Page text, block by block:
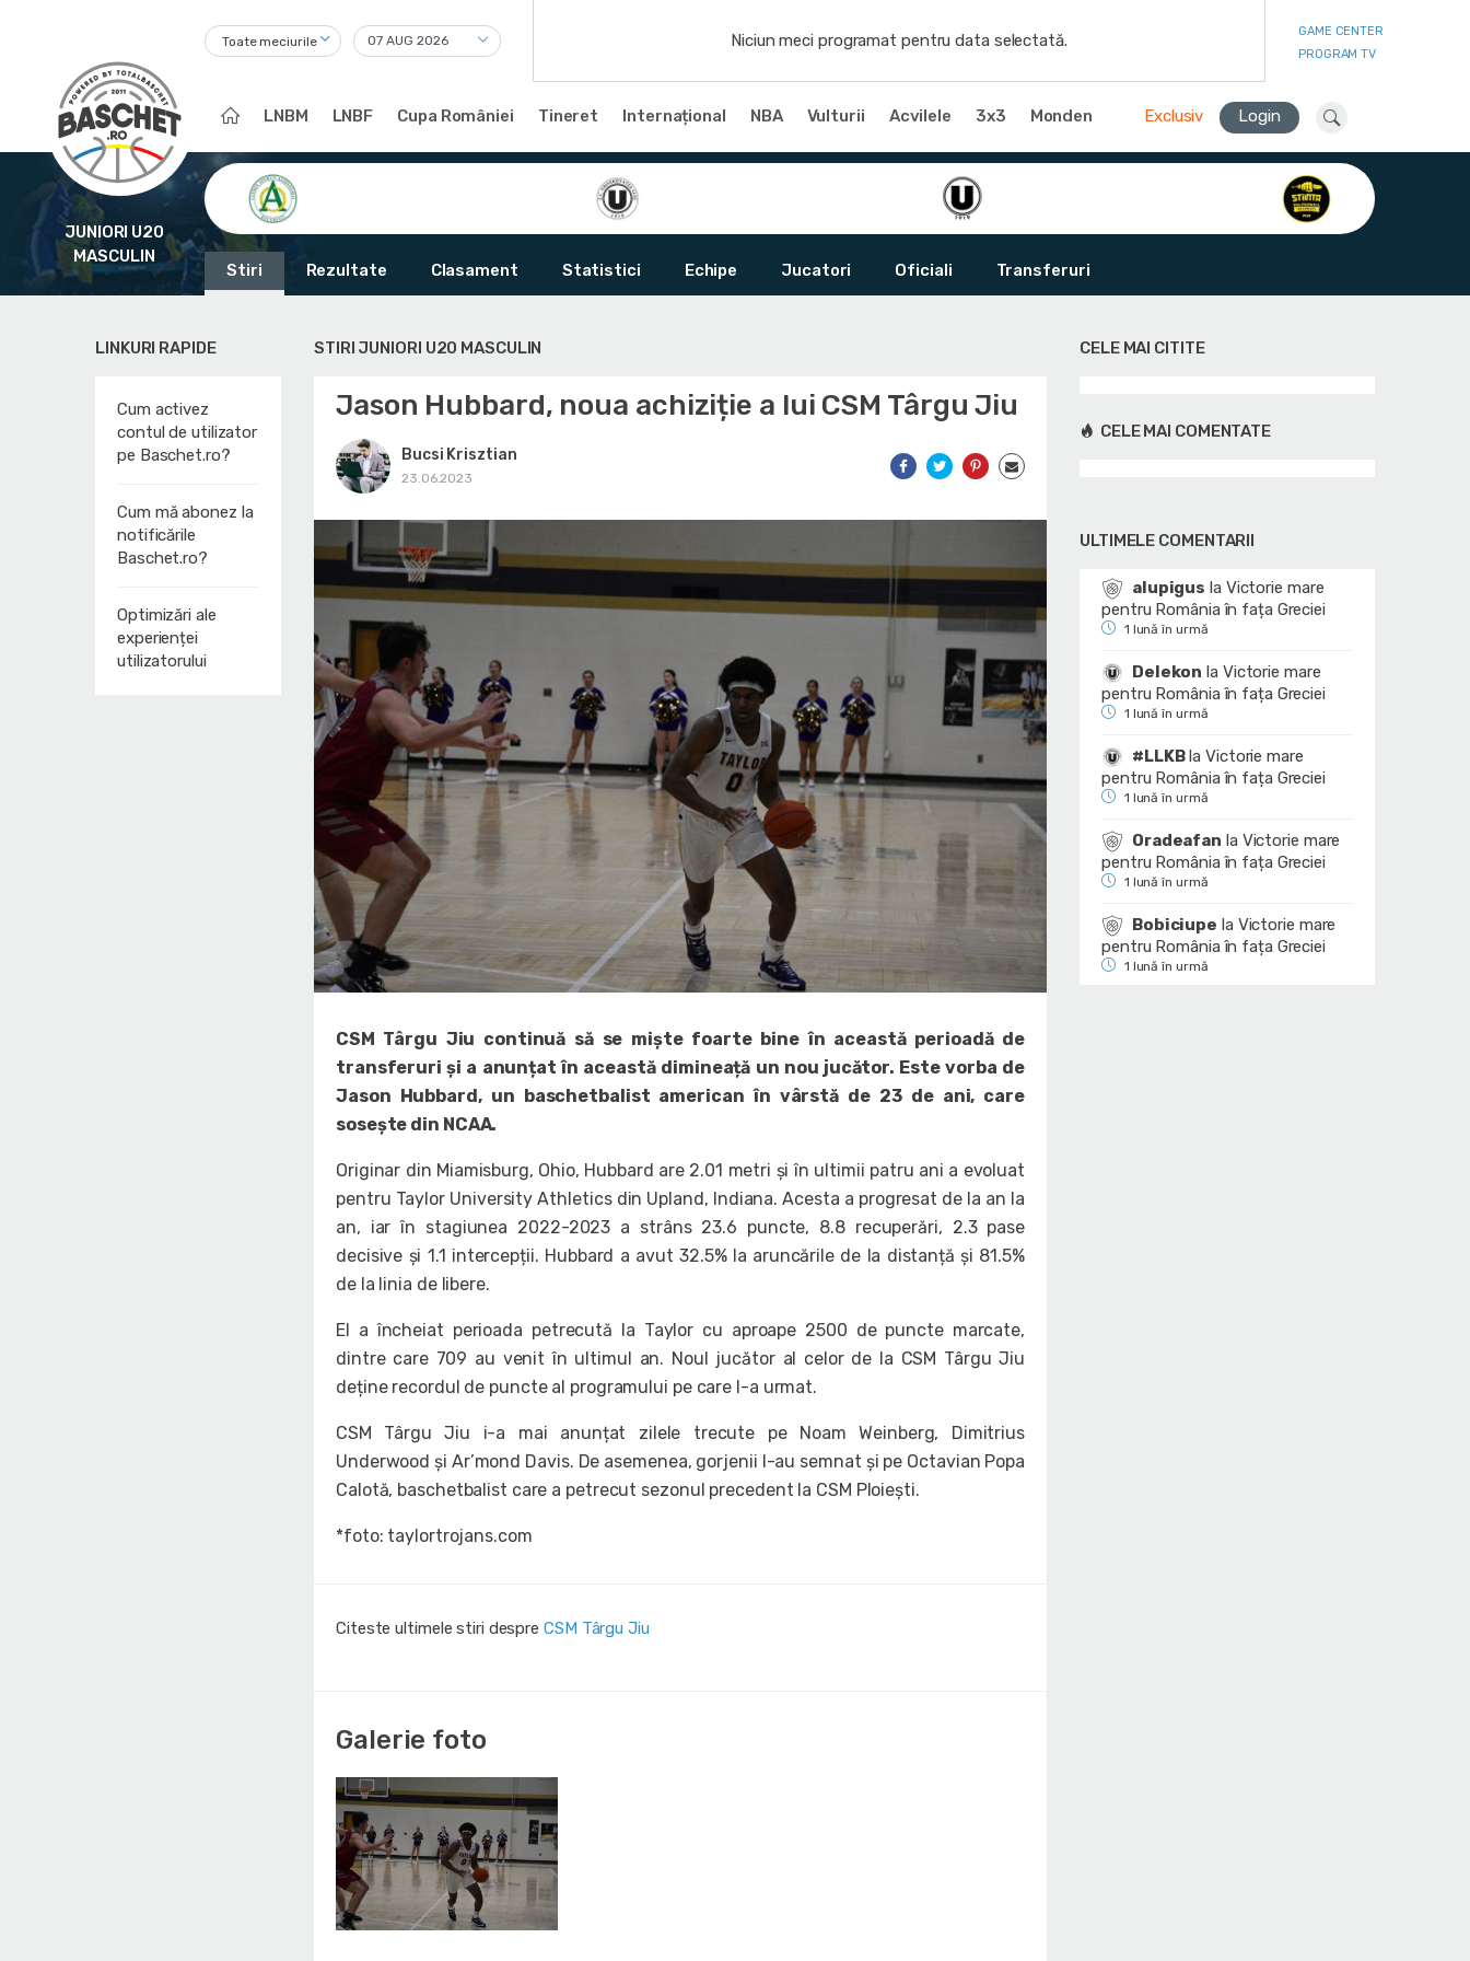
Toate meciurile Niciun meci programat pentru data selectată.
GAME CENTER
PROGRAM TV
LNBM LNBF Cupa României Tineret Internațional NBA Vulturii Acvilele 3x3 Monden Exclusiv Login
JUNIORI U20
MASCULIN
Stiri Rezultate Clasament Statistici Echipe Jucatori Oficiali Transferuri
LINKURI RAPIDE
Cum activez
contul de utilizator
pe Baschet.ro?
Cum mă abonez la
notificările
Baschet.ro?
Optimizări ale
experienței
utilizatorului
STIRI JUNIORI U20 MASCULIN
Jason Hubbard, noua achiziție a lui CSM Târgu Jiu
Bucsi Krisztian
23.06.2023
CSM Târgu Jiu continuă să se miște foarte bine în această perioadă de
transferuri și a anunțat în această dimineață un nou jucător. Este vorba de
Jason Hubbard, un baschetbalist american în vârstă de 23 de ani, care
sosește din NCAA.
Originar din Miamisburg, Ohio, Hubbard are 2.01 metri și în ultimii patru ani a evoluat
pentru Taylor University Athletics din Upland, Indiana. Acesta a progresat de la an la
an, iar în stagiunea 2022-2023 a strâns 23.6 puncte, 8.8 recuperări, 2.3 pase
decisive și 1.1 intercepții. Hubbard a avut 32.5% la aruncările de la distanță și 81.5%
de la linia de libere.
El a încheiat perioada petrecută la Taylor cu aproape 2500 de puncte marcate,
dintre care 709 au venit în ultimul an. Noul jucător al celor de la CSM Târgu Jiu
deține recordul de puncte al programului pe care l-a urmat.
CSM Târgu Jiu i-a mai anunțat zilele trecute pe Noam Weinberg, Dimitrius
Underwood și Ar’mond Davis. De asemenea, gorjenii l-au semnat și pe Octavian Popa
Calotă, baschetbalist care a petrecut sezonul precedent la CSM Ploiești.
*foto: taylortrojans.com
Citeste ultimele stiri despre CSM Târgu Jiu
Galerie foto
CELE MAI CITITE
CELE MAI COMENTATE
ULTIMELE COMENTARII
alupigus la Victorie mare
pentru România în fața Greciei
1 lună în urmă
Delekon la Victorie mare
pentru România în fața Greciei
1 lună în urmă
#LLKBlaVictorie mare
pentru România în fața Greciei
1 lună în urmă
Oradeafan la Victorie mare
pentru România în fața Greciei
1 lună în urmă
Bobiciupe la Victorie mare
pentru România în fața Greciei
1 lună în urmă